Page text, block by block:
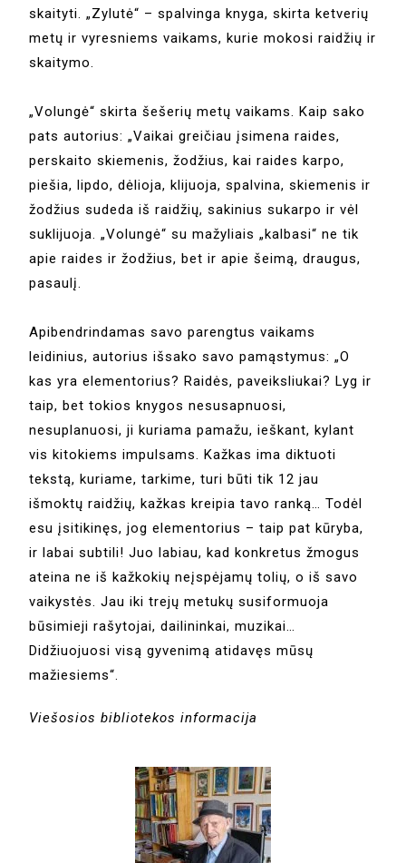
skaityti. „Zylutė“ – spalvinga knyga, skirta ketverių
metų ir vyresniems vaikams, kurie mokosi raidžių ir
skaitymo.
„Volungė“ skirta šešerių metų vaikams. Kaip sako
pats autorius: „Vaikai greičiau įsimena raides,
perskaito skiemenis, žodžius, kai raides karpo,
piešia, lipdo, dėlioja, klijuoja, spalvina, skiemenis ir
žodžius sudeda iš raidžių, sakinius sukarpo ir vėl
suklijuoja. „Volungė“ su mažyliais „kalbasi“ ne tik
apie raides ir žodžius, bet ir apie šeimą, draugus,
pasaulį.
Apibendrindamas savo parengtus vaikams
leidinius, autorius išsako savo pamąstymus: „O
kas yra elementorius? Raidės, paveiksliukai? Lyg ir
taip, bet tokios knygos nesusapnuosi,
nesuplanuosi, ji kuriama pamažu, ieškant, kylant
vis kitokiems impulsams. Kažkas ima diktuoti
tekstą, kuriame, tarkime, turi būti tik 12 jau
išmoktų raidžių, kažkas kreipia tavo ranką… Todėl
esu įsitikinęs, jog elementorius – taip pat kūryba,
ir labai subtili! Juo labiau, kad konkretus žmogus
ateina ne iš kažkokių neįspėjamų tolių, o iš savo
vaikystės. Jau iki trejų metukų susiformuoja
būsimieji rašytojai, dailininkai, muzikai…
Didžiuojuosi visą gyvenimą atidavęs mūsų
mažiesiems“.
Viešosios bibliotekos informacija